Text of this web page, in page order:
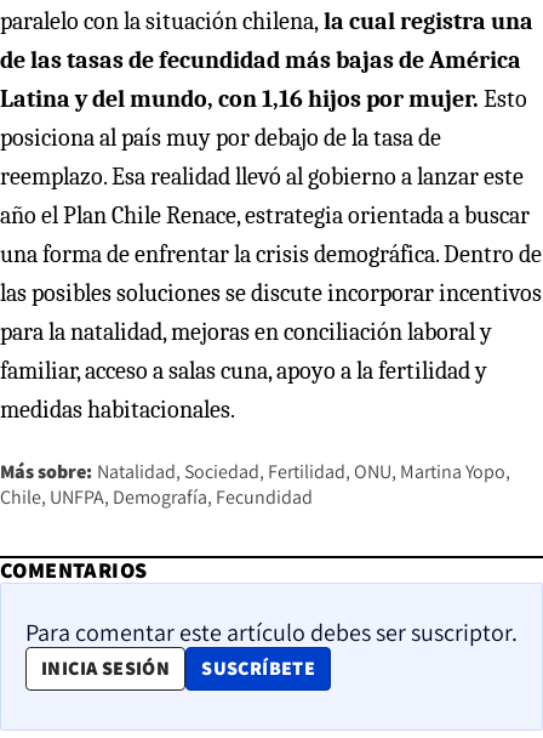
paralelo con la situación chilena, la cual registra una
de las tasas de fecundidad más bajas de América
Latina y del mundo, con 1,16 hijos por mujer. Esto
posiciona al país muy por debajo de la tasa de
reemplazo. Esa realidad llevó al gobierno a lanzar este
año el Plan Chile Renace, estrategia orientada a buscar
una forma de enfrentar la crisis demográfica. Dentro de
las posibles soluciones se discute incorporar incentivos
para la natalidad, mejoras en conciliación laboral y
familiar, acceso a salas cuna, apoyo a la fertilidad y
medidas habitacionales.
Más sobre: Natalidad Sociedad Fertilidad ONU Martina Yopo
Chile UNFPA Demografía Fecundidad
COMENTARIOS
Para comentar este artículo debes ser suscriptor.
INICIA SESIÓN SUSCRÍBETE
OPENS IN NEW WINDOW